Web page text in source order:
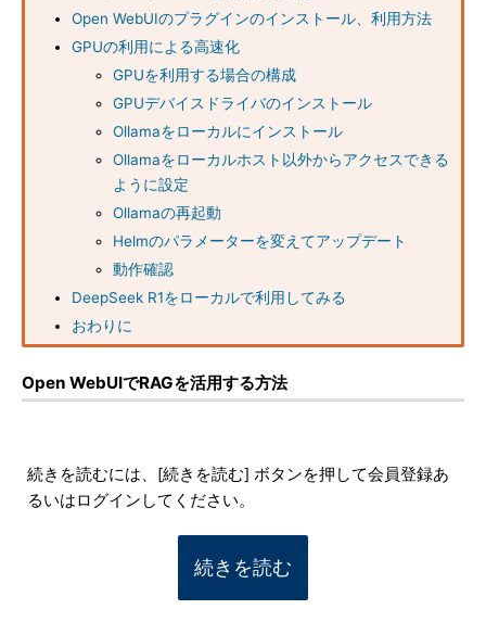
Open WebUIのプラグインのインストール、利用方法
GPUの利用による高速化
GPUを利用する場合の構成
GPUデバイスドライバのインストール
Ollamaをローカルにインストール
Ollamaをローカルホスト以外からアクセスできる
ように設定
Ollamaの再起動
Helmのパラメーターを変えてアップデート
動作確認
DeepSeek R1をローカルで利用してみる
おわりに
Open WebUIでRAGを活用する方法
続きを読むには、[続きを読む] ボタンを押して会員登録あ
るいはログインしてください。
続きを読む